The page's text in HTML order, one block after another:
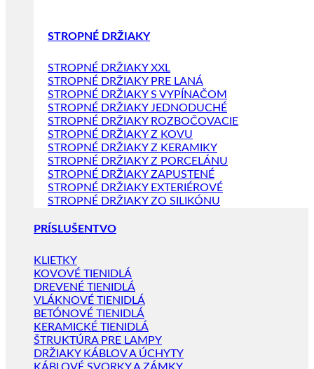
STROPNÉ DRŽIAKY
STROPNÉ DRŽIAKY XXL
STROPNÉ DRŽIAKY PRE LANÁ
STROPNÉ DRŽIAKY S VYPÍNAČOM
STROPNÉ DRŽIAKY JEDNODUCHÉ
STROPNÉ DRŽIAKY ROZBOČOVACIE
STROPNÉ DRŽIAKY Z KOVU
STROPNÉ DRŽIAKY Z KERAMIKY
STROPNÉ DRŽIAKY Z PORCELÁNU
STROPNÉ DRŽIAKY ZAPUSTENÉ
STROPNÉ DRŽIAKY EXTERIÉROVÉ
STROPNÉ DRŽIAKY ZO SILIKÓNU
PRÍSLUŠENTVO
KLIETKY
KOVOVÉ TIENIDLÁ
DREVENÉ TIENIDLÁ
VLÁKNOVÉ TIENIDLÁ
BETÓNOVÉ TIENIDLÁ
KERAMICKÉ TIENIDLÁ
ŠTRUKTÚRA PRE LAMPY
DRŽIAKY KÁBLOV A ÚCHYTY